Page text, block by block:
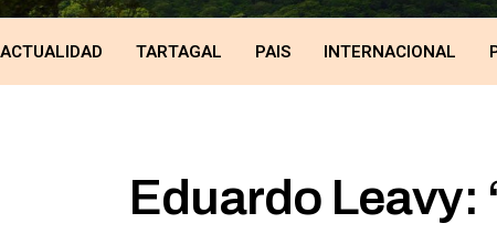
ACTUALIDAD TARTAGAL PAIS INTERNACIONAL
Eduardo Leavy: